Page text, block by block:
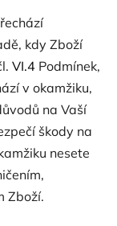
kdy Zboží
VI.4 Podmínek,
v okamžiku,
na Vaší
škody na
nesete
Zboží.